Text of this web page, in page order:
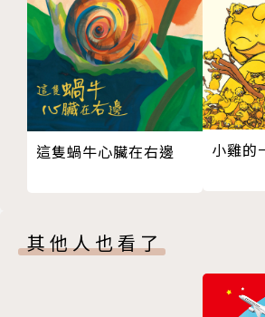
．科技大歷史：以知識圖表深入淺
過去與未來。
．研究大揭密：以插畫、照片與趣
灣研究團隊中每個重要的關鍵時刻。
系列特色
臺灣科學版「我有一個夢」，燃起
這隻蝸牛心臟在右邊 小雞的
其他人也看了